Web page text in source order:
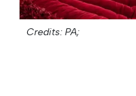
Credits: PA;